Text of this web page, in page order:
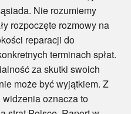
Nie rozumiemy
rozpoczęte rozmowy na
reparacji do
terminach spłat.
za skutki swoich
może być wyjątkiem. Z
oznacza to